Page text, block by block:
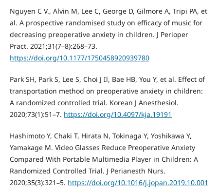
Nguyen C V., Alvin M, Lee C, George D, Gilmore A, Tripi PA, et
al. A prospective randomised study on efficacy of music for
decreasing preoperative anxiety in children. J Perioper
Pract. 2021;31(7–8):268–73.
https://doi.org/10.1177/1750458920939780
Park SH, Park S, Lee S, Choi J Il, Bae HB, You Y, et al. Effect of
transportation method on preoperative anxiety in children:
A randomized controlled trial. Korean J Anesthesiol.
2020;73(1):51–7. https://doi.org/10.4097/kja.19191
Hashimoto Y, Chaki T, Hirata N, Tokinaga Y, Yoshikawa Y,
Yamakage M. Video Glasses Reduce Preoperative Anxiety
Compared With Portable Multimedia Player in Children: A
Randomized Controlled Trial. J Perianesth Nurs.
2020;35(3):321–5. https://doi.org/10.1016/j.jopan.2019.10.001